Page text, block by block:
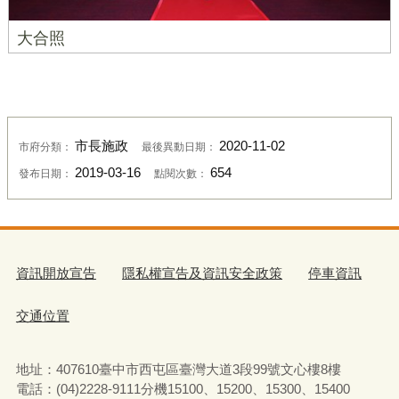
大合照
市府分類： 市長施政 最後異動日期： 2020-11-02
發布日期： 2019-03-16 點閱次數： 654
資訊開放宣告 隱私權宣告及資訊安全政策 停車資訊
交通位置
地址：407610臺中市西屯區臺灣大道3段99號文心樓8樓
電話：(04)2228-9111分機15100、15200、15300、15400